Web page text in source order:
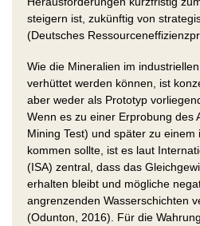
steigern ist, zukünftig von
(Deutsches
Wie die Mineralien im
verhüttet werden können, ist
aber weder als Prototyp
Wenn es zu einer Erprobung des
Mining Test) und später zu einem
kommen sollte, ist es laut
(ISA) zentral, dass das
erhalten bleibt und mögliche
angrenzenden Wasserschichten
(Odunton, 2016). Für die